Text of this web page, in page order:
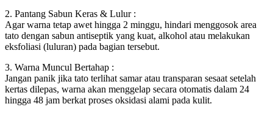
2. Pantang Sabun Keras & Lulur :
Agar warna tetap awet hingga 2 minggu, hindari menggosok area
tato dengan sabun antiseptik yang kuat, alkohol atau melakukan
eksfoliasi (luluran) pada bagian tersebut.
3. Warna Muncul Bertahap :
Jangan panik jika tato terlihat samar atau transparan sesaat setelah
kertas dilepas, warna akan menggelap secara otomatis dalam 24
hingga 48 jam berkat proses oksidasi alami pada kulit.